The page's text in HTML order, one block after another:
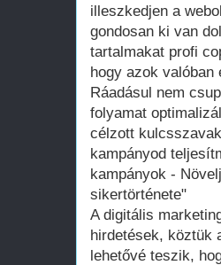
illeszkedjen a
gondosan ki van
tartalmakat profi
hogy azok
Ráadásul nem
folyamat
célzott
kampányod
kampányok -
sikertörténete"
A digitális
hirdetések, köztük
lehetővé teszik,